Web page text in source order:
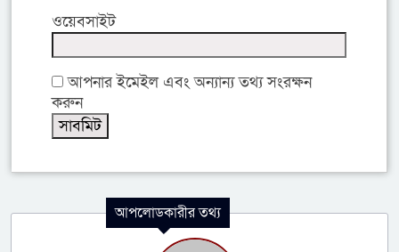
ওয়েবসাইট
আপনার ইমেইল এবং অন্যান্য তথ্য সংরক্ষন
করুন
আপলোডকারীর তথ্য